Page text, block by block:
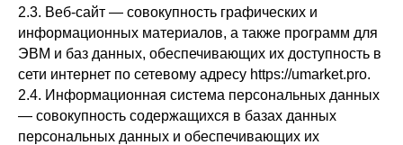
2.3. Веб-сайт — совокупность графических и
информационных материалов, а также программ для
ЭВМ и баз данных, обеспечивающих их доступность в
сети интернет по сетевому адресу https://umarket.pro.
2.4. Информационная система персональных данных
— совокупность содержащихся в базах данных
персональных данных и обеспечивающих их